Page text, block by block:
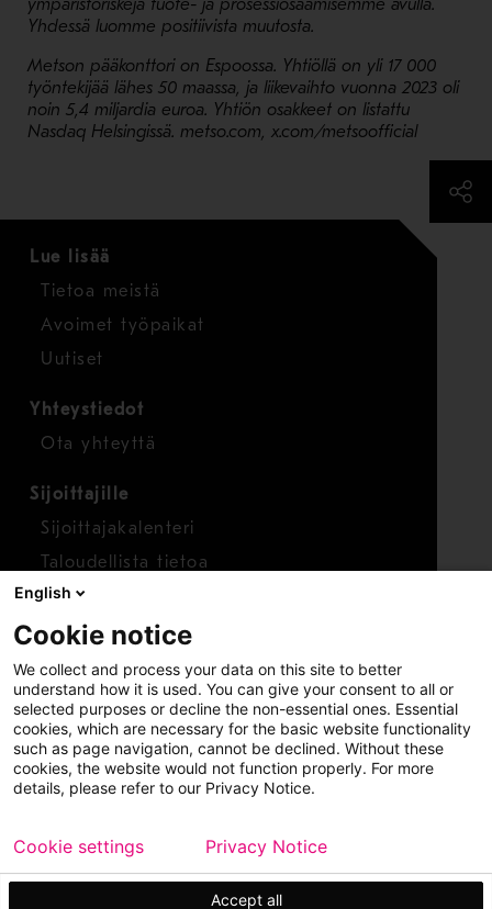
ympäristöriskejä tuote- ja prosessiosaamisemme avulla.
Yhdessä luomme positiivista muutosta.
Metson pääkonttori on Espoossa. Yhtiöllä on yli 17 000
työntekijää lähes 50 maassa, ja liikevaihto vuonna 2023 oli
noin 5,4 miljardia euroa. Yhtiön osakkeet on listattu
Nasdaq Helsingissä. metso.com, x.com/metsoofficial
Lue lisää
Tietoa meistä
Avoimet työpaikat
Uutiset
Yhteystiedot
Ota yhteyttä
Sijoittajille
Sijoittajakalenteri
Taloudellista tietoa
Osakkeet
Raportoi huolenaihe
Whistleblower-työkalu
Copyright © 2026 Metso
Sivukartta
Käyttöehdot
Tietosuoja Tavaramerkit
English
Cookie notice
We collect and process your data on this site to better
understand how it is used. You can give your consent to all or
selected purposes or decline the non-essential ones. Essential
cookies, which are necessary for the basic website functionality
such as page navigation, cannot be declined. Without these
cookies, the website would not function properly. For more
details, please refer to our Privacy Notice.
Accept all
Cookie settings Privacy Notice